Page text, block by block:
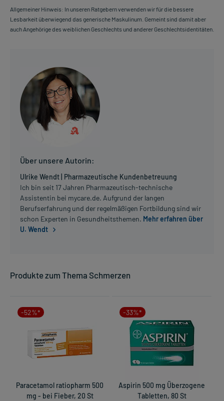
Allgemeiner Hinweis: In unseren Ratgebern verwenden wir für die bessere
Lesbarkeit überwiegend das generische Maskulinum. Gemeint sind damit aber
auch Angehörige des weiblichen Geschlechts und anderer Geschlechtsidentitäten.
Über unsere Autorin:
Ulrike Wendt | Pharmazeutische Kundenbetreuung
Ich bin seit 17 Jahren Pharmazeutisch-technische
Assistentin bei mycare.de. Aufgrund der langen
Berufserfahrung und der regelmäßigen Fortbildung sind wir
schon Experten in Gesundheitsthemen. Mehr erfahren über
U. Wendt
Produkte zum Thema Schmerzen
-52%*
Paracetamol ratiopharm 500
mg - bei Fieber, 20 St
-33%*
Aspirin 500 mg Überzogene
Tabletten, 80 St